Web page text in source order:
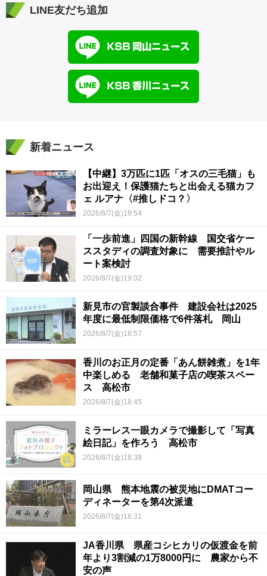
LINE友だち追加
新着ニュース
【中継】3万匹に1匹「オスの三毛猫」も
お出迎え！保護猫たちと出会える猫カフ
ェ ルアナ〈#推しドコ？〉
2026/8/7(金)19:54
「一歩前進」四国の新幹線 国交省ケー
ススタディの調査対象に 需要推計やル
ート案検討
2026/8/7(金)19:02
新見市の官製談合事件 建設会社は2025
年度に最低制限価格で6件落札 岡山
2026/8/7(金)18:57
香川のお正月の定番「あん餅雑煮」を1年
中楽しめる 老舗和菓子店の喫茶スペー
ス 高松市
2026/8/7(金)18:45
ミラーレス一眼カメラで撮影して「写真
絵日記」を作ろう 高松市
2026/8/7(金)18:39
岡山県 熊本地震の被災地にDMATコー
ディネーターを第4次派遣
2026/8/7(金)18:31
JA香川県 県産コシヒカリの仮渡金を前
年より3割減の1万8000円に 農家から不
安の声